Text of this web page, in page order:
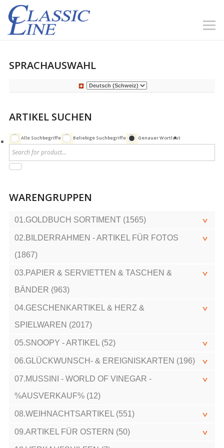
SPRACHAUSWAHL
ARTIKEL SUCHEN
Alle Suchbegriffe Beliebige Suchbegriffe Genauer Wortlaut
WARENGRUPPEN
01.GOLDBUCH SORTIMENT (1565)
02.BILDERRAHMEN - ARTIKEL FÜR FOTOS
(1867)
03.PAPIER & SERVIETTEN & TASCHEN &
BÄNDER (963)
04.GESCHENKARTIKEL & HERZ &
SPIELWAREN (2017)
05.SNOOPY - ARTIKEL (52)
06.GLÜCKWUNSCH- & EREIGNISKARTEN (196)
07.MUSSINI - WORLD OF VINEGAR -
%AUSVERKAUF% (12)
08.WEIHNACHTSARTIKEL (551)
09.ARTIKEL FÜR OSTERN (50)